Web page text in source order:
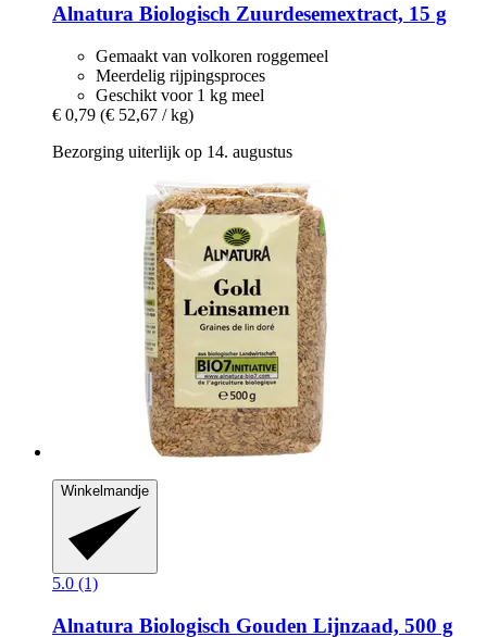
Alnatura Biologisch Zuurdesemextract, 15 g
Gemaakt van volkoren roggemeel
Meerdelig rijpingsproces
Geschikt voor 1 kg meel
€ 0,79 (€ 52,67 / kg)
Bezorging uiterlijk op 14. augustus
Winkelmandje
5.0 (1)
Alnatura Biologisch Gouden Lijnzaad, 500 g